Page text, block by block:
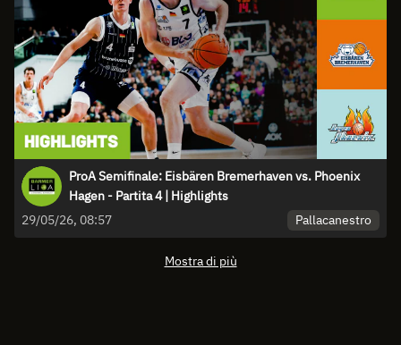
ProA Semifinale: Eisbären Bremerhaven vs. Phoenix
Hagen - Partita 4 | Highlights
29/05/26, 08:57
Pallacanestro
Mostra di più